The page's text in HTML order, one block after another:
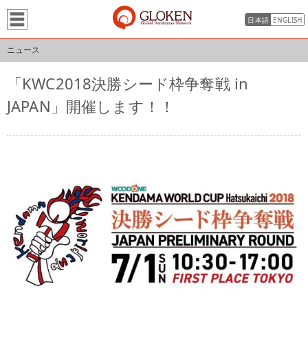
日本語 ENGLISH
ニュース
「KWC2018決勝シード枠争奪戦 in
JAPAN」開催します！！